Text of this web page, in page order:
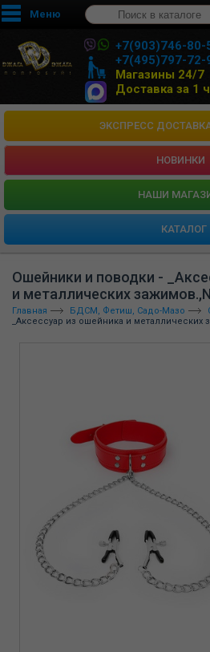
Меню
+7(903)746-80-
+7(495)797-72-
Магазины 24/7
Доставка за 1
ЭКСПРЕСС
НОВИНКИ
HАШИ
КАТАЛОГ
Ошейники и поводки -
и металлических
Главная БДСМ, Фетиш, Садо-Мазо
_Аксессуар из ошейника и металлических